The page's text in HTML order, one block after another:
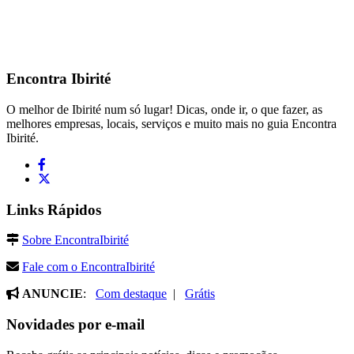
Encontra Ibirité
O melhor de Ibirité num só lugar! Dicas, onde ir, o que fazer, as
melhores empresas, locais, serviços e muito mais no guia Encontra
Ibirité.
Links Rápidos
Sobre EncontraIbirité
Fale com o EncontraIbirité
ANUNCIE: Com destaque | Grátis
Novidades por e-mail